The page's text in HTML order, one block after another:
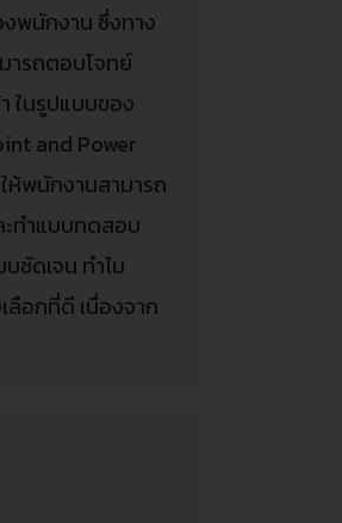
พนักงาน ซึ่งทาง
ารถตอบโจทย์
ในรูปแบบของ
and Power
ห้พนักงานสามารถ
ะทำแบบทดสอบ
ชัดเจน ทำไม
ลือกที่ดี เนื่องจาก